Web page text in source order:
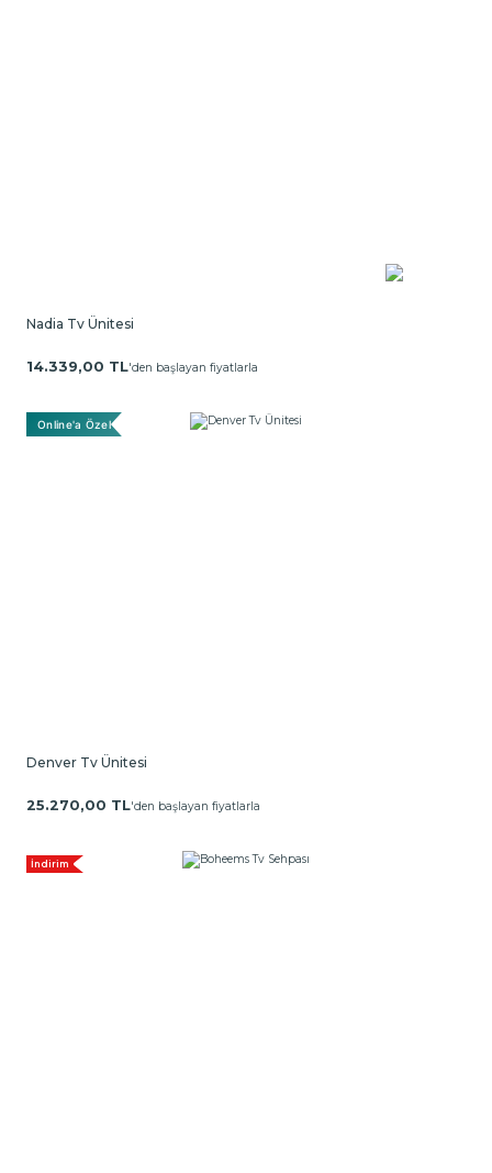
Nadia Tv Ünitesi
14.339,00 TL'den başlayan fiyatlarla
Online'a Özel
Denver Tv Ünitesi
25.270,00 TL'den başlayan fiyatlarla
İndirim